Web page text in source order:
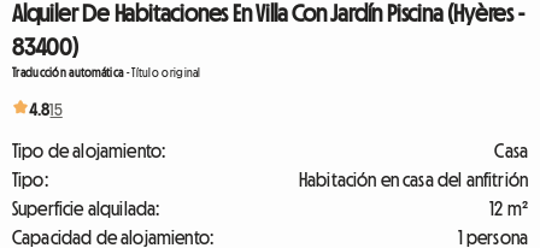
Alquiler De Habitaciones En Villa Con Jardín Piscina (Hyères -
83400)
Traducción automática-Título original
4.815
Tipo de alojamiento:
Casa
Tipo:
Habitación en casa del anfitrión
Superficie alquilada:
12 m²
Capacidad de alojamiento:
1 persona